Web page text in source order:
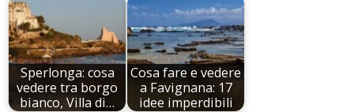
Sperlonga: cosa
vedere tra borgo
bianco, Villa di…
Cosa fare e vedere
a Favignana: 17
idee imperdibili